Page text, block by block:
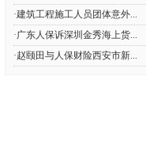
·建筑工程施工人员团体意外...
·广东人保诉深圳金秀海上货...
·赵颐田与人保财险西安市新...